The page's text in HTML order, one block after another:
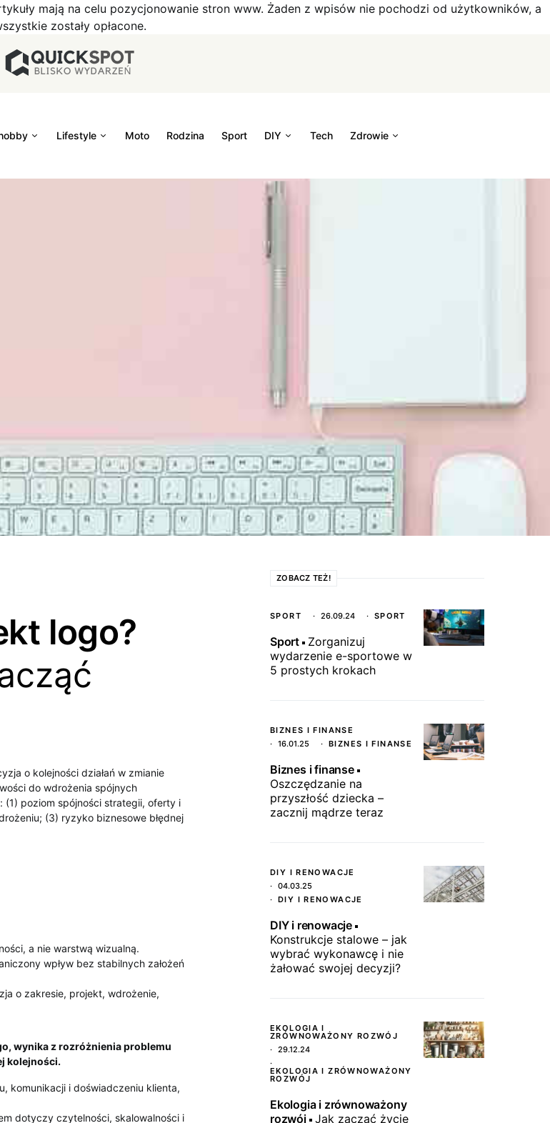
mają na celu pozycjonowanie stron www. Żaden z wpisów nie pochodzi od użytkowników, a
zostały opłacone.
Lifestyle Moto Rodzina Sport DIY Tech Zdrowie
logo?
o kolejności działań w zmianie
do wdrożenia spójnych
(1) poziom spójności strategii, oferty i
(3) ryzyko biznesowe błędnej
a nie warstwą wizualną.
wpływ bez stabilnych założeń
o zakresie, projekt, wdrożenie,
wynika z rozróżnienia problemu
kolejności.
komunikacji i doświadczeniu klienta,
dotyczy czytelności, skalowalności i
ZOBACZ TEŻ!
SPORT 26.09.24 SPORT
Sport
Zorganizuj
wydarzenie e-sportowe w
5 prostych krokach
BIZNES I FINANSE
16.01.25
BIZNES I FINANSE
Biznes i finanse
Oszczędzanie na
przyszłość dziecka –
zacznij mądrze teraz
DIY I RENOWACJE
04.03.25
DIY I RENOWACJE
DIY i renowacje
Konstrukcje stalowe – jak
wybrać wykonawcę i nie
żałować swojej decyzji?
EKOLOGIA I
ZRÓWNOWAŻONY ROZWÓJ
29.12.24
EKOLOGIA I ZRÓWNOWAŻONY
ROZWÓJ
Ekologia i zrównoważony
rozwój
Jak zacząć życie